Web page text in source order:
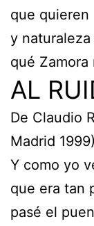
que quieren
y
qué
AL
De Claudio
Madrid 1999)
Y como yo
que era tan
pasé el